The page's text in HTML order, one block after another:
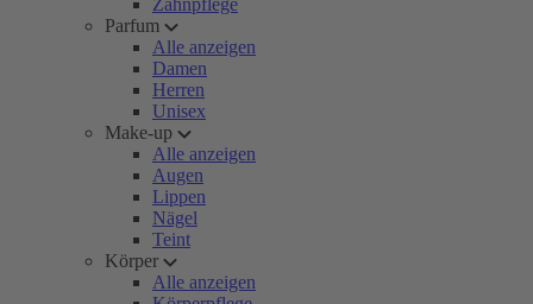
Zahnpflege
Parfum
Alle anzeigen
Damen
Herren
Unisex
Make-up
Alle anzeigen
Augen
Lippen
Nägel
Teint
Körper
Alle anzeigen